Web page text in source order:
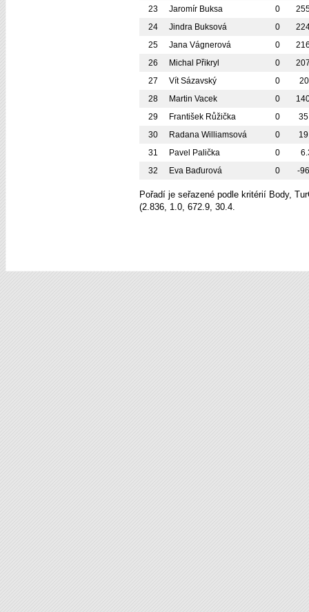
23
Jaromír Buksa 0
24
Jindra Buksová 0
25
Jana Vágnerová 0
26
Michal Přikryl 0
27
Vít Sázavský 0
28
Martin Vacek 0
29
František Růžička 0
30
Radana Williamsová 0
31
Pavel Palička 0
32
Eva Baďurová 0 -
Pořadí je seřazené podle kritérií Body,
(2.836, 1.0, 672.9, 30.4.